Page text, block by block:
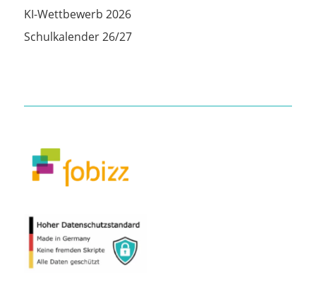
KI-Wettbewerb 2026
Schulkalender 26/27